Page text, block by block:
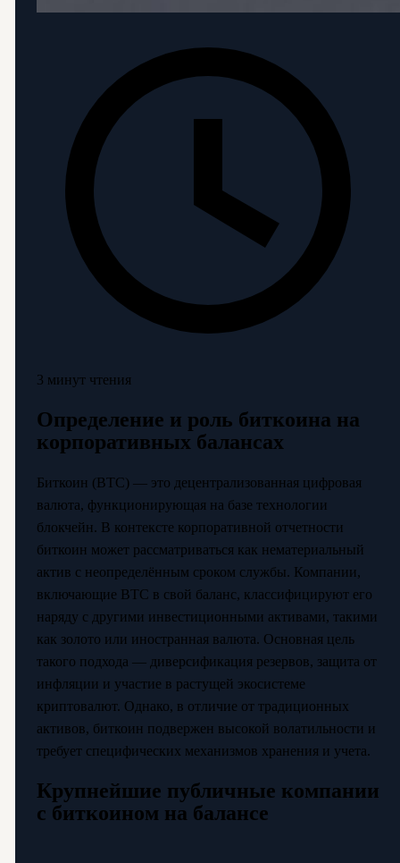
3 минут чтения
Определение и роль биткоина на
корпоративных балансах
Биткоин (BTC) — это децентрализованная цифровая
валюта, функционирующая на базе технологии
блокчейн. В контексте корпоративной отчетности
биткоин может рассматриваться как нематериальный
актив с неопределённым сроком службы. Компании,
включающие BTC в свой баланс, классифицируют его
наряду с другими инвестиционными активами, такими
как золото или иностранная валюта. Основная цель
такого подхода — диверсификация резервов, защита от
инфляции и участие в растущей экосистеме
криптовалют. Однако, в отличие от традиционных
активов, биткоин подвержен высокой волатильности и
требует специфических механизмов хранения и учета.
Крупнейшие публичные компании
с биткоином на балансе